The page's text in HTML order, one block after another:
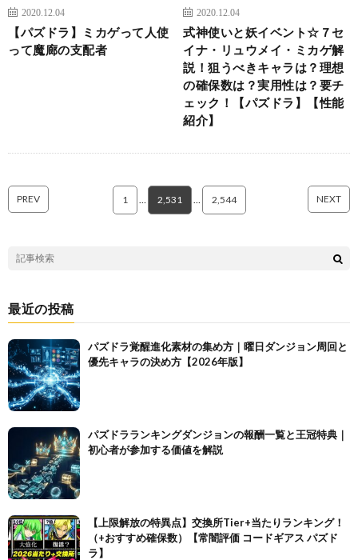
2020.12.04
【パズドラ】ミカゲって人使
って魔廊の支配者
2020.12.04
式神使いと妖イベント☆７セ
イナ・リュウメイ・ミカゲ解
説！狙うべきキャラは？理想
の確保数は？実用性は？要チ
ェック！【パズドラ】【性能
紹介】
PREV 1 2,531 2,544 NEXT
最近の投稿
パズドラ覚醒進化素材の集め方｜曜日ダンジョン周回と
優先キャラの決め方【2026年版】
パズドラランキングダンジョンの報酬一覧と王冠特典｜
初心者が参加する価値を解説
【上限解放の特異点】交換所Tier+当たりランキング！
（+おすすめ確保数）【常闇評価 コードギアス パズド
ラ】